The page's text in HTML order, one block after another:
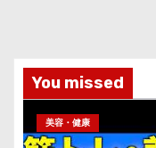
You missed
美容・健康